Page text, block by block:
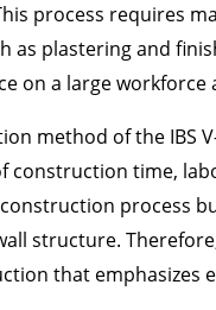
process requires
as plastering and
on a large
method of the IBS
construction time,
process
structure.
that emphasizes